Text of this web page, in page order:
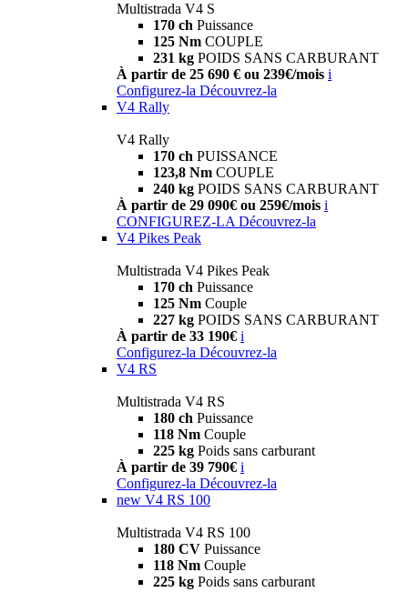
Multistrada V4 S
170 ch Puissance
125 Nm COUPLE
231 kg POIDS SANS CARBURANT
À partir de 25 690 € ou 239€/mois i
Configurez-la Découvrez-la
V4 Rally
V4 Rally
170 ch PUISSANCE
123,8 Nm COUPLE
240 kg POIDS SANS CARBURANT
À partir de 29 090€ ou 259€/mois i
CONFIGUREZ-LA Découvrez-la
V4 Pikes Peak
Multistrada V4 Pikes Peak
170 ch Puissance
125 Nm Couple
227 kg POIDS SANS CARBURANT
À partir de 33 190€ i
Configurez-la Découvrez-la
V4 RS
Multistrada V4 RS
180 ch Puissance
118 Nm Couple
225 kg Poids sans carburant
À partir de 39 790€ i
Configurez-la Découvrez-la
new V4 RS 100
Multistrada V4 RS 100
180 CV Puissance
118 Nm Couple
225 kg Poids sans carburant